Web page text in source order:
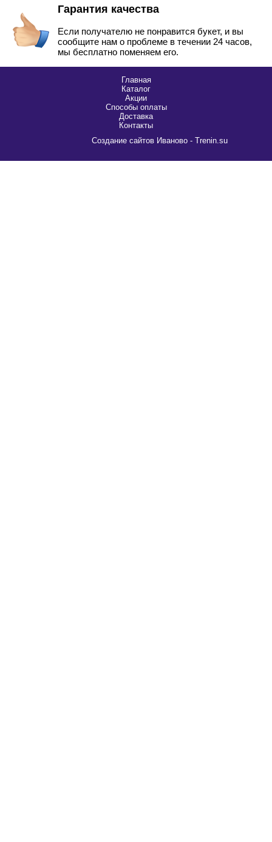
Гарантия качества
Если получателю не понравится букет, и вы
сообщите нам о проблеме в течении 24 часов,
мы бесплатно поменяем его.
Главная
Каталог
Акции
Способы оплаты
Доставка
Контакты
Cоздание сайтов Иваново - Trenin.su